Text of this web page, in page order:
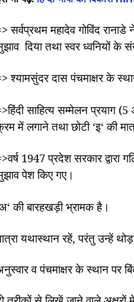
सर्वप्रथम महादेव गोविंद
दिया तथा स्वर ध्वनियों के
श्यामसुंदर दास पंचमाक्षर के
हिंदी साहित्य सम्मेलन प्रयाग (5
में लगाने तथा छोटी‘इ‘की
वर्ष 1947प्रदेश सरकार द्वारा
पेश किए गए।
‘की बारहखड़ी भ्रामक है।
यथास्थान रहें,परंतु उन्हें
व पंचमाक्षर के स्थान पर